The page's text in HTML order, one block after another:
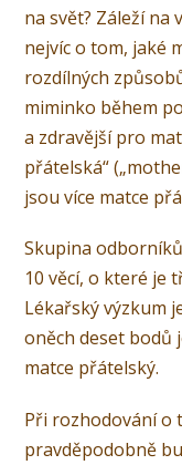
na svět? Záleží na
nejvíc o tom, jaké
rozdílných
miminko během
a zdravější pro
přátelská“
jsou více matce
Skupina
10 věcí, o které je
Lékařský výzkum
oněch deset bodů
matce přátelský.
Při rozhodování o
pravděpodobně